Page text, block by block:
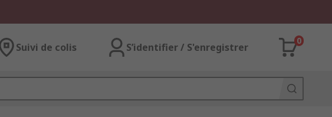
Suivi de colis S’identifier / S'enregistrer
0